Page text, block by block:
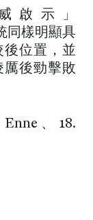
啟示」
同樣明顯具
後位置，並
後勁擊敗
Enne、18.